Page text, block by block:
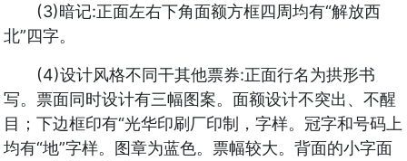
(3)暗记:正面左右下角面额方框四周均有“解放西
北”四字。
(4)设计风格不同干其他票券:正面行名为拱形书
写。票面同时设计有三幅图案。面额设计不突出、不醒
目；下边框印有“光华印刷厂印制，字样。冠字和号码上
均有“地”字样。图章为蓝色。票幅较大。背面的小字面